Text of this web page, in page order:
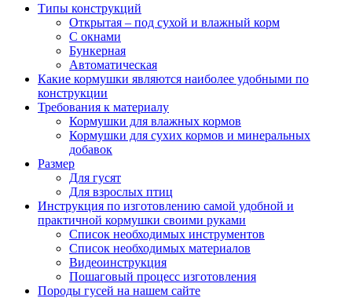
Типы конструкций
Открытая – под сухой и влажный корм
С окнами
Бункерная
Автоматическая
Какие кормушки являются наиболее удобными по
конструкции
Требования к материалу
Кормушки для влажных кормов
Кормушки для сухих кормов и минеральных
добавок
Размер
Для гусят
Для взрослых птиц
Инструкция по изготовлению самой удобной и
практичной кормушки своими руками
Список необходимых инструментов
Список необходимых материалов
Видеоинструкция
Пошаговый процесс изготовления
Породы гусей на нашем сайте